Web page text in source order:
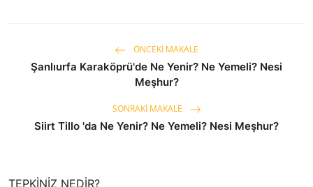
ÖNCEKI MAKALE
Şanlıurfa Karaköprü'de Ne Yenir? Ne Yemeli? Nesi
Meşhur?
SONRAKI MAKALE
Siirt Tillo 'da Ne Yenir? Ne Yemeli? Nesi Meşhur?
TEPKINIZ NEDIR?